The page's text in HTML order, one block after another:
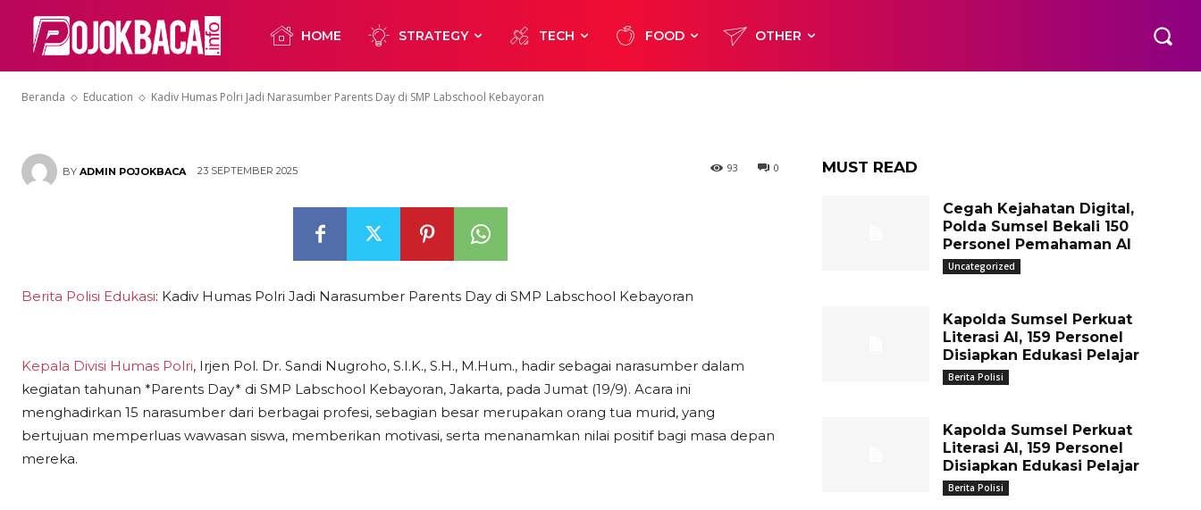
HOME STRATEGY TECH FOOD OTHER
Beranda Education Kadiv Humas Polri Jadi Narasumber Parents Day di SMP Labschool Kebayoran
Labschool Kebayoran
BY ADMIN POJOKBACA 23 SEPTEMBER 2025 0
93
Berita Polisi Edukasi: Kadiv Humas Polri Jadi Narasumber Parents Day di SMP Labschool Kebayoran
Kepala Divisi Humas Polri, Irjen Pol. Dr. Sandi Nugroho, S.I.K., S.H., M.Hum., hadir sebagai narasumber dalam
kegiatan tahunan *Parents Day* di SMP Labschool Kebayoran, Jakarta, pada Jumat (19/9). Acara ini
menghadirkan 15 narasumber dari berbagai profesi, sebagian besar merupakan orang tua murid, yang
bertujuan memperluas wawasan siswa, memberikan motivasi, serta menanamkan nilai positif bagi masa depan
mereka.
MUST READ
Cegah Kejahatan Digital,
Polda Sumsel Bekali 150
Personel Pemahaman AI
Uncategorized
Kapolda Sumsel Perkuat
Literasi AI, 159 Personel
Disiapkan Edukasi Pelajar
Berita Polisi
Kapolda Sumsel Perkuat
Literasi AI, 159 Personel
Disiapkan Edukasi Pelajar
Berita Polisi